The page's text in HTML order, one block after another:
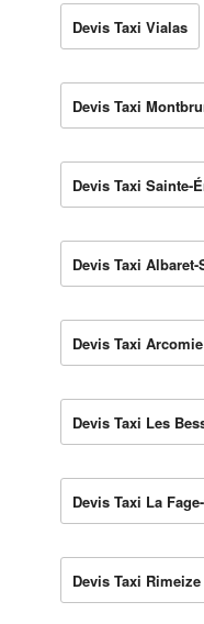
Devis Taxi Vialas
Devis Taxi
Devis Taxi Sainte-
Devis Taxi
Devis Taxi Arcomie
Devis Taxi Les
Devis Taxi La
Devis Taxi Rimeize